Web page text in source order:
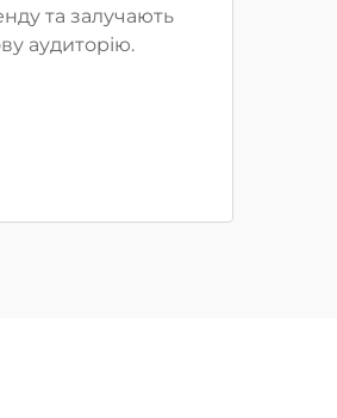
та залучають
аудиторію.